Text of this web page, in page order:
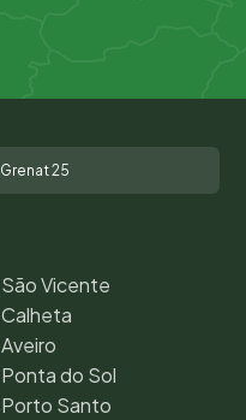
Grenat 25
São Vicente
Calheta
Aveiro
Ponta do Sol
Porto Santo